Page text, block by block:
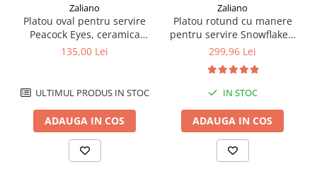
Zaliano
Platou oval pentru servire
Peacock Eyes, ceramica
smaltuita, pictat manual,
135,00 Lei
ULTIMUL PRODUS IN STOC
ADAUGA IN COS
Zaliano
Platou rotund cu manere
pentru servire Snowflakes,
ceramica smaltuita, pictat
299,96 Lei
IN STOC
ADAUGA IN COS